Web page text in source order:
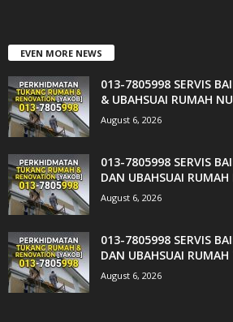
EVEN MORE NEWS
013-7805998 SERVIS
& UBAHSUAI RUMAH
August 6, 2026
013-7805998 SERVIS
DAN UBAHSUAI
August 6, 2026
013-7805998 SERVIS
DAN UBAHSUAI
August 6, 2026